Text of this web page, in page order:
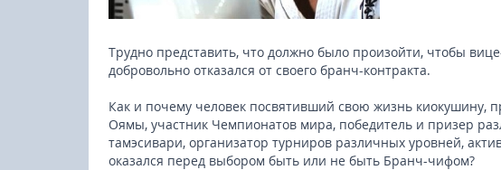
Трудно представить, что должно было произойти, чтобы
добровольно отказался от своего бранч-контракта.
Как и почему человек посвятивший свою жизнь
Оямы, участник Чемпионатов мира, победитель и призер
тамэсивари, организатор турниров различных уровней,
оказался перед выбором быть или не быть Бранч-чифом?
23-25.10.2026